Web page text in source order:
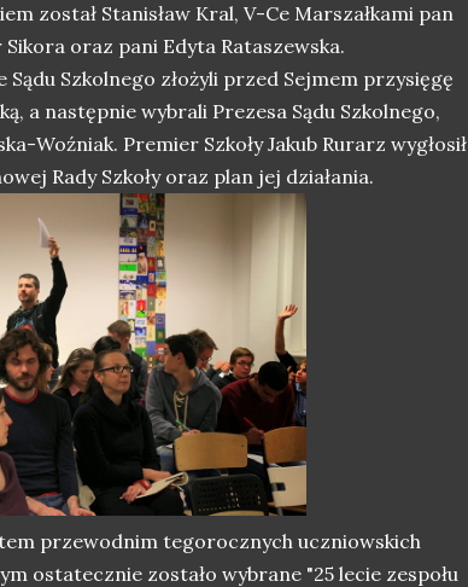
został Stanisław Kral, V-Ce Marszałkami pan
Sikora oraz pani Edyta Rataszewska.
Sądu Szkolnego złożyli przed Sejmem przysięgę
a następnie wybrali Prezesa Sądu Szkolnego,
Woźniak. Premier Szkoły Jakub Rurarz wygłosił
Rady Szkoły oraz plan jej działania.
przewodnim tegorocznych uczniowskich
ostatecznie zostało wybrane "25 lecie zespołu